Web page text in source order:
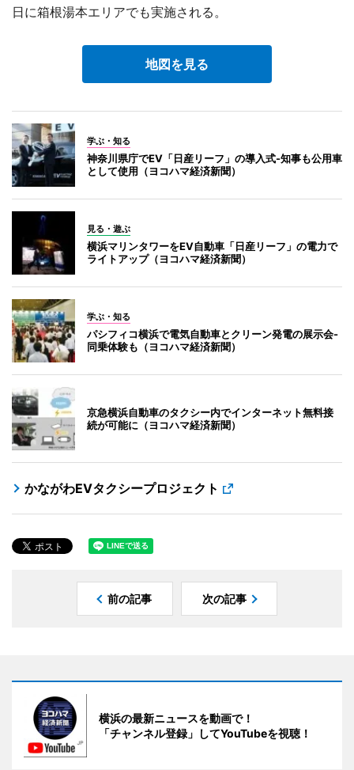
日に箱根湯本エリアでも実施される。
地図を見る
学ぶ・知る
神奈川県庁でEV「日産リーフ」の導入式-知事も公用車
として使用（ヨコハマ経済新聞）
見る・遊ぶ
横浜マリンタワーをEV自動車「日産リーフ」の電力で
ライトアップ（ヨコハマ経済新聞）
学ぶ・知る
パシフィコ横浜で電気自動車とクリーン発電の展示会-
同乗体験も（ヨコハマ経済新聞）
京急横浜自動車のタクシー内でインターネット無料接
続が可能に（ヨコハマ経済新聞）
かながわEVタクシープロジェクト
前の記事 次の記事
横浜の最新ニュースを動画で！
「チャンネル登録」してYouTubeを視聴！